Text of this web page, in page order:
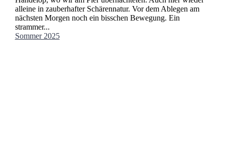
alleine in zauberhafter Schärennatur. Vor dem Ablegen am
nächsten Morgen noch ein bisschen Bewegung. Ein
strammer...
Sommer 2025